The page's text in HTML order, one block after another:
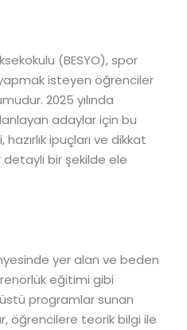
(BESYO), spor
isteyen öğrenciler
2025 yılında
adaylar için bu
ipuçları ve dikkat
bir şekilde ele
yer alan ve beden
eğitimi gibi
programlar sunan
öğrencilere teorik bilgi ile